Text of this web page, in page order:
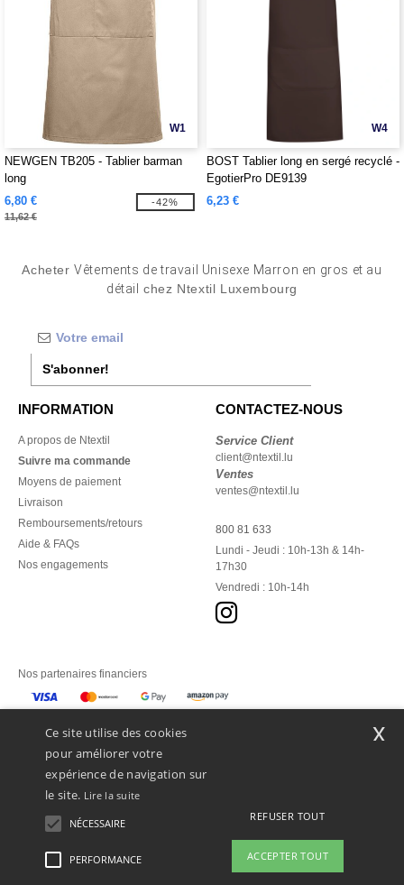
W1
NEWGEN TB205 - Tablier barman
long
6,80 €
11,62 €
-42%
W4
BOST Tablier long en sergé recyclé -
EgotierPro DE9139
6,23 €
AcheterVêtements de travail Unisexe Marron en gros et au
détail
chez Ntextil Luxembourg
S'abonner!
INFORMATION
A propos de Ntextil
Suivre ma commande
Moyens de paiement
Livraison
Remboursements/retours
Aide & FAQs
Nos engagements
CONTACTEZ-NOUS
Service Client
client@ntextil.lu
Ventes
ventes@ntextil.lu
800 81 633
Lundi - Jeudi : 10h-13h & 14h-
17h30
Vendredi : 10h-14h
Nos partenaires financiers
Ce site utilise des cookies
pour améliorer votre
expérience de navigation sur
le site. Lire la suite
NÉCESSAIRE
PERFORMANCE
REFUSER TOUT
ACCEPTER TOUT
x